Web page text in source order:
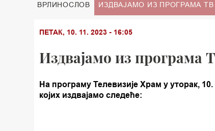
ВРЛИНОСЛОВ ИЗДВАЈАМО ИЗ ПРОГРАМА ТВ
ПЕТАК, 10. 11. 2023 - 16:05
Издвајамо из програма
На програму Телевизије Храм у уторак,
којих издвајамо следеће: